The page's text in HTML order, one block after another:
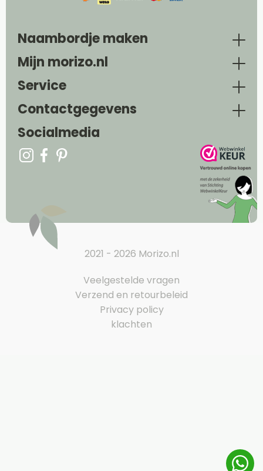
Naambordje maken
Mijn morizo.nl
Service
Contactgegevens
Socialmedia
2021 - 2026 Morizo.nl
Veelgestelde vragen
Verzend en retourbeleid
Privacy policy
klachten